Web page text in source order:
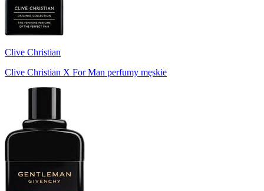
Clive Christian
Clive Christian X For Man perfumy męskie